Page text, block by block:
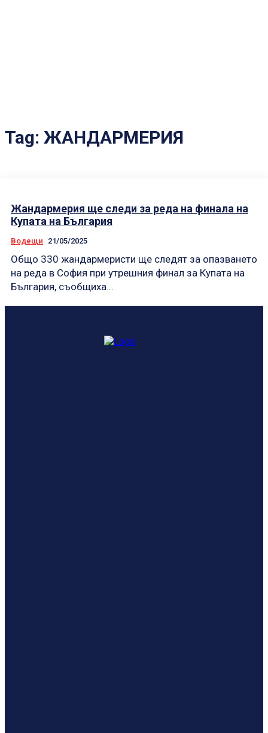
Tag: ЖАНДАРМЕРИЯ
Жандармерия ще следи за реда на финала на
Купата на България
Водещи 21/05/2025
Общо 330 жандармеристи ще следят за опазването
на реда в София при утрешния финал за Купата на
България, съобщиха...